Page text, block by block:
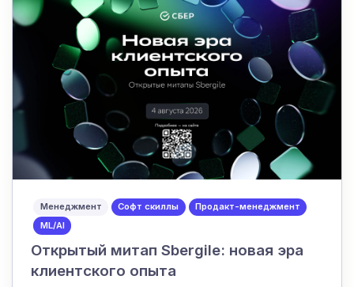
Менеджмент Софт скиллы
Продакт-менеджмент
ML/AI
Открытый митап Sbergile: новая эра
клиентского опыта